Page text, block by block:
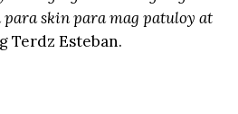
skin para mag patuloy at
Terdz Esteban.